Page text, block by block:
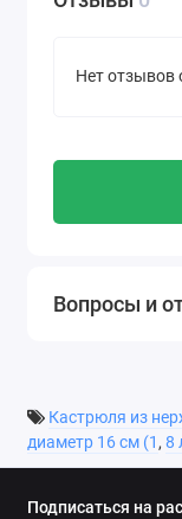
Нет отзывов
Вопросы и
Кастрюля из
диаметр 16 см (1, 8
Подписаться на